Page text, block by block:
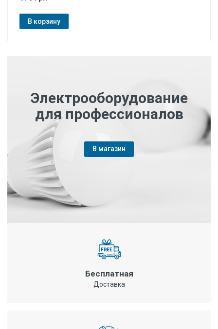
В корзину
Электрооборудование
для профессионалов
В магазин
Бесплатная
Доставка